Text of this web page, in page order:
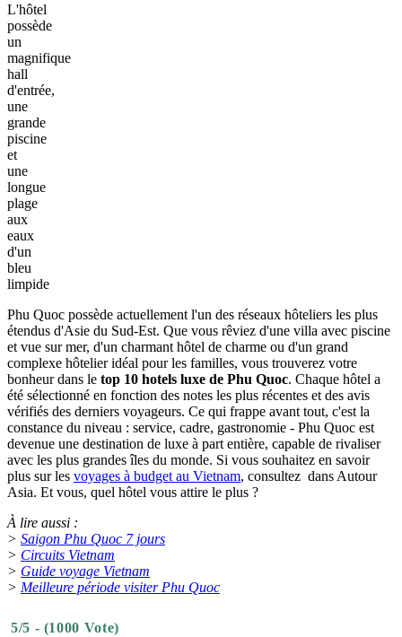
L'hôtel
possède
un
magnifique
hall
d'entrée,
une
grande
piscine
et
une
longue
plage
aux
eaux
d'un
bleu
limpide
Phu Quoc possède actuellement l'un des réseaux hôteliers les plus
étendus d'Asie du Sud-Est. Que vous rêviez d'une villa avec piscine
et vue sur mer, d'un charmant hôtel de charme ou d'un grand
complexe hôtelier idéal pour les familles, vous trouverez votre
bonheur dans le top 10 hotels luxe de Phu Quoc. Chaque hôtel a
été sélectionné en fonction des notes les plus récentes et des avis
vérifiés des derniers voyageurs. Ce qui frappe avant tout, c'est la
constance du niveau : service, cadre, gastronomie - Phu Quoc est
devenue une destination de luxe à part entière, capable de rivaliser
avec les plus grandes îles du monde. Si vous souhaitez en savoir
plus sur les voyages à budget au Vietnam, consultez dans Autour
Asia. Et vous, quel hôtel vous attire le plus ?
À lire aussi :
> Saigon Phu Quoc 7 jours
> Circuits Vietnam
> Guide voyage Vietnam
> Meilleure période visiter Phu Quoc
5/5 - (1000 Vote)